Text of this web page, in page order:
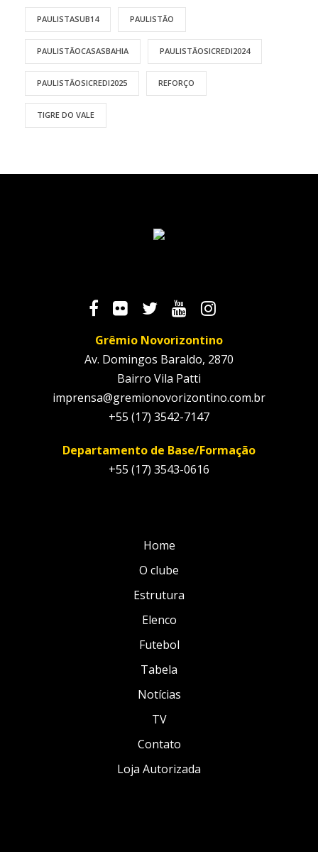
PAULISTASUB14 PAULISTÃO
PAULISTÃOCASASBAHIA PAULISTÃOSICREDI2024
PAULISTÃOSICREDI2025 REFORÇO
TIGRE DO VALE
Grêmio Novorizontino
Av. Domingos Baraldo, 2870
Bairro Vila Patti
imprensa@gremionovorizontino.com.br
+55 (17) 3542-7147
Departamento de Base/Formação
+55 (17) 3543-0616
Home
O clube
Estrutura
Elenco
Futebol
Tabela
Notícias
TV
Contato
Loja Autorizada